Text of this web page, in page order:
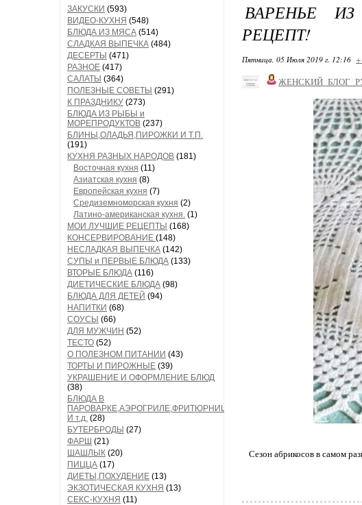
ЗАКУСКИ (593)
ВИДЕО-КУХНЯ (548)
БЛЮДА ИЗ МЯСА (514)
СЛАДКАЯ ВЫПЕЧКА (484)
ДЕСЕРТЫ (471)
РАЗНОЕ (417)
САЛАТЫ (364)
ПОЛЕЗНЫЕ СОВЕТЫ (291)
К ПРАЗДНИКУ (273)
БЛЮДА ИЗ РЫБЫ и
МОРЕПРОДУКТОВ (237)
БЛИНЫ,ОЛАДЬЯ,ПИРОЖКИ И Т.П.
(191)
КУХНЯ РАЗНЫХ НАРОДОВ (181)
Восточная кухня (11)
Азиатская кухня (8)
Европейская кухня (7)
Средиземноморская кухня (2)
Латино-американская кухня. (1)
МОИ ЛУЧШИЕ РЕЦЕПТЫ (168)
КОНСЕРВИРОВАНИЕ (148)
НЕСЛАДКАЯ ВЫПЕЧКА (142)
СУПЫ и ПЕРВЫЕ БЛЮДА (133)
ВТОРЫЕ БЛЮДА (116)
ДИЕТИЧЕСКИЕ БЛЮДА (98)
БЛЮДА ДЛЯ ДЕТЕЙ (94)
НАПИТКИ (68)
СОУСЫ (66)
ДЛЯ МУЖЧИН (52)
ТЕСТО (52)
О ПОЛЕЗНОМ ПИТАНИИ (43)
ТОРТЫ И ПИРОЖНЫЕ (39)
УКРАШЕНИЕ И ОФОРМЛЕНИЕ БЛЮД
(38)
БЛЮДА В
ПАРОВАРКЕ,АЭРОГРИЛЕ,ФРИТЮРНИЦЕ
И т.д. (28)
БУТЕРБРОДЫ (27)
ФАРШ (21)
ШАШЛЫК (20)
ПИЦЦА (17)
ДИЕТЫ,ПОХУДЕНИЕ (13)
ЭКЗОТИЧЕСКАЯ КУХНЯ (13)
СЕКС-КУХНЯ (11)
ВАРЕНЬЕ
РЕЦЕПТ!
Пятница, 05 Июля 2019 г. 12:16 +
Сезон абрикосов в самом